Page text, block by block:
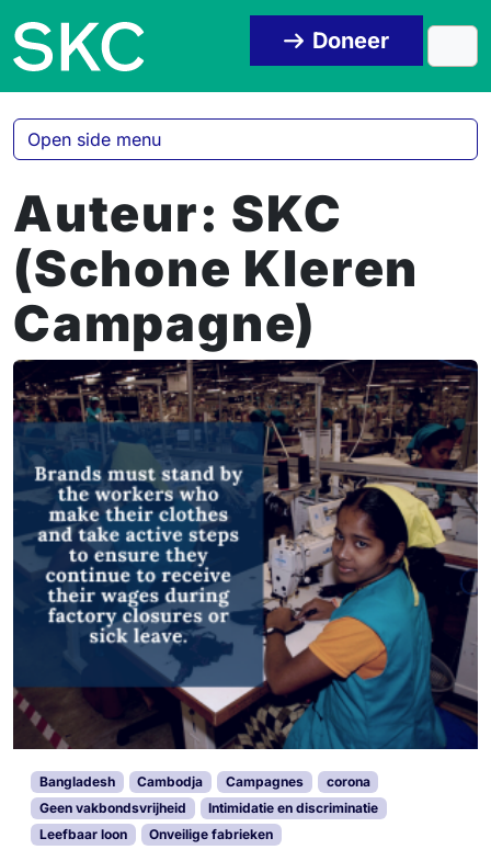
Doneer
Auteur: SKC
(Schone Kleren
Campagne)
Bangladesh Cambodja Campagnes
corona
Geen vakbondsvrijheid
Intimidatie en discriminatie
Leefbaar loon
Onveilige fabrieken
Open side menu